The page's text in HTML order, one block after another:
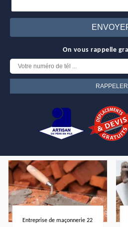
On vous rappelle
Entreprise de maçonnerie 22